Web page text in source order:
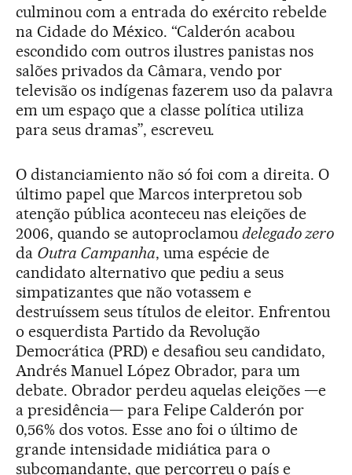
culminou com a entrada do exército rebelde
na Cidade do México. “Calderón acabou
escondido com outros ilustres panistas nos
salões privados da Câmara, vendo por
televisão os indígenas fazerem uso da palavra
em um espaço que a classe política utiliza
para seus dramas”, escreveu.
O distanciamiento não só foi com a direita. O
último papel que Marcos interpretou sob
atenção pública aconteceu nas eleições de
2006, quando se autoproclamoudelegado zero
da Outra Campanha, uma espécie de
candidato alternativo que pediu a seus
simpatizantes que não votassem e
destruíssem seus títulos de eleitor. Enfrentou
o esquerdista Partido da Revolução
Democrática (PRD) e desafiou seu candidato,
Andrés Manuel López Obrador, para um
debate. Obrador perdeu aquelas eleições —e
a presidência— para Felipe Calderón por
0,56% dos votos. Esse ano foi o último de
grande intensidade midiática para o
subcomandante, que percorreu o país e